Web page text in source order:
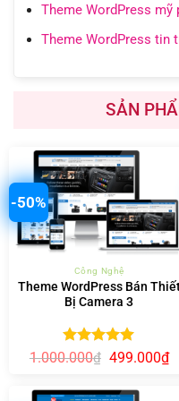
Theme WordPress mỹ
Theme WordPress tin
SẢN
-50%
Công Nghệ
Theme WordPress Bán
Bị Camera 3
Được xếp
1.000.000₫ Giá
1.000.000₫.
499.000₫Giá